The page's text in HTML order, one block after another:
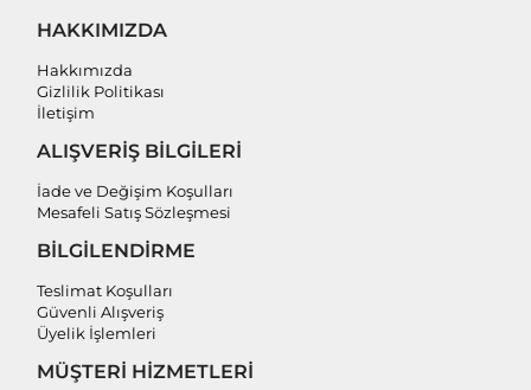
HAKKIMIZDA
Hakkımızda
Gizlilik Politikası
İletişim
ALIŞVERİŞ BİLGİLERİ
İade ve Değişim Koşulları
Mesafeli Satış Sözleşmesi
BİLGİLENDİRME
Teslimat Koşulları
Güvenli Alışveriş
Üyelik İşlemleri
MÜŞTERİ HİZMETLERİ